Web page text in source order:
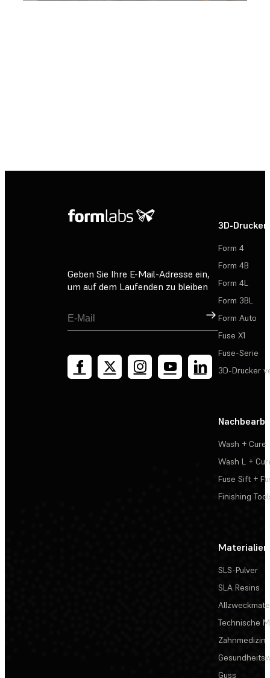
Geben Sie Ihre E-Mail-Adresse ein,
um auf dem Laufenden zu bleiben
Registrieren
3D-Drucker
Form 4
Form 4B
Form 4L
Form 3BL
Form Auto
Fuse X1
Fuse-Serie
3D-Drucker
Wash + Cure
Wash L +
Fuse Sift +
Finishing
Materialien
SLS-Pulver
SLA Resins
Technische
Zahnmedizin
Guss